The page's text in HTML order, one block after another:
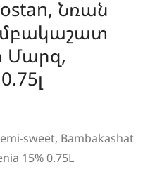
Նռան
Մարզ,
sweet, Bambakashat
15% 0.75L